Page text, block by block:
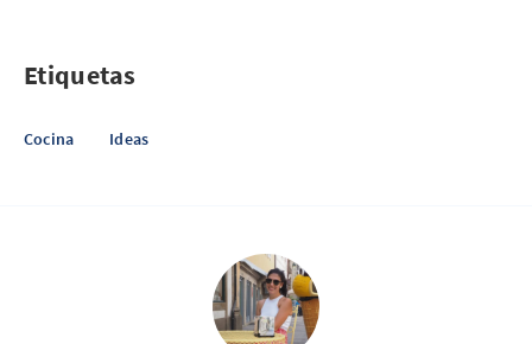
Etiquetas
Cocina Ideas